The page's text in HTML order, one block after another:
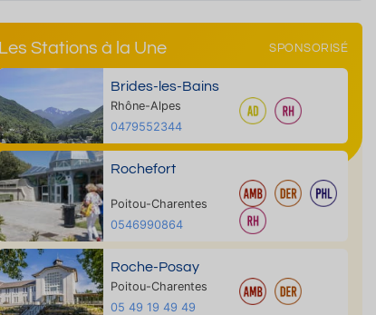
Les Stations à la Une SPONSORISÉ
Brides-les-Bains
Rhône-Alpes
0479552344
Rochefort
Poitou-Charentes
0546990864
Roche-Posay
Poitou-Charentes
05 49 19 49 49